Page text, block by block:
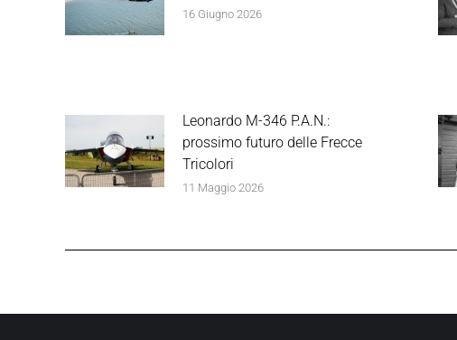
16 Giugno 2026
Leonardo M-346 P.A.N.:
prossimo futuro delle Frecce
Tricolori
11 Maggio 2026